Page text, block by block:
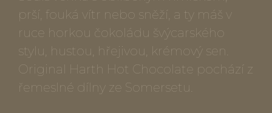
prší, fouká vítr nebo sněží, a ty máš v
ruce horkou čokoládu švýcarského
stylu, hustou, hřejivou, krémový sen.
Original Harth Hot Chocolate pochází z
řemeslné dílny ze Somersetu.